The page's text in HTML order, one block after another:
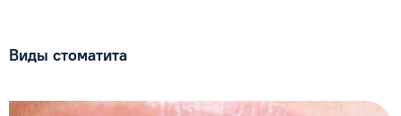
Виды стоматита